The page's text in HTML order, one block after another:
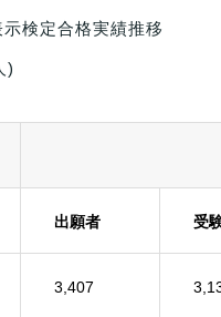
検定合格実績推移
)
出願者 受
3,407